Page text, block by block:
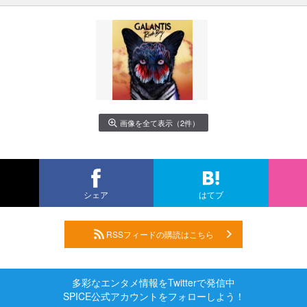
画像を全て表示（2件）
シェア はてブ
RSSフィードの購読はこちら
多彩なエンタメ情報をTwitterで発信中
SPICE公式アカウントをフォローしよう！